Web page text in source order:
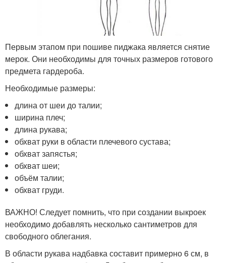
Первым этапом при пошиве пиджака является снятие
мерок. Они необходимы для точных размеров готового
предмета гардероба.
Необходимые размеры:
длина от шеи до талии;
ширина плеч;
длина рукава;
обхват руки в области плечевого сустава;
обхват запястья;
обхват шеи;
объём талии;
обхват груди.
ВАЖНО! Следует помнить, что при создании выкроек
необходимо добавлять несколько сантиметров для
свободного облегания.
В области рукава надбавка составит примерно 6 см, в